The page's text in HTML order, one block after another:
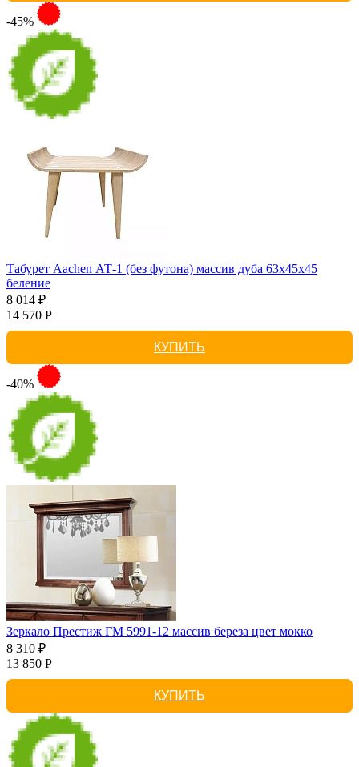
-45%
Табурет Aachen АТ-1 (без футона) массив дуба 63х45х45
беление
8 014 ₽
14 570 Р
КУПИТЬ
-40%
Зеркало Престиж ГМ 5991-12 массив береза цвет мокко
8 310 ₽
13 850 Р
КУПИТЬ